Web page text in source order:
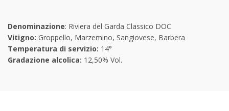
Denominazione: Riviera del Garda Classico DOC
Vitigno: Groppello, Marzemino, Sangiovese, Barbera
Temperatura di servizio: 14°
Gradazione alcolica: 12,50% Vol.